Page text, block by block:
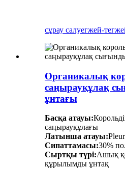
сұрау салуегжей-
Органикалық
саңырауқұлақ
ұнтағы
Басқа атауы:
саңырауқұлағы
Латынша атауы:
Сипаттамасы:30%
Сыртқы түрі:Ашық
құрылымды ұнтақ